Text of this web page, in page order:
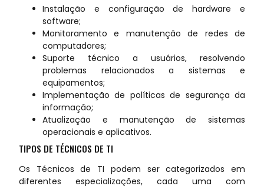
Instalação e configuração de hardware e
software;
Monitoramento e manutenção de redes de
computadores;
Suporte técnico a usuários, resolvendo
problemas relacionados a sistemas e
equipamentos;
Implementação de políticas de segurança da
informação;
Atualização e manutenção de sistemas
operacionais e aplicativos.
TIPOS DE TÉCNICOS DE TI
Os Técnicos de TI podem ser categorizados em
diferentes especializações, cada uma com